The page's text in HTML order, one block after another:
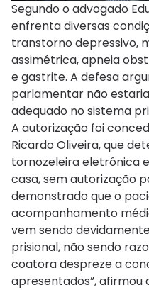
Segundo o advogado
enfrenta diversas
transtorno depressivo,
assimétrica, apneia
e gastrite. A defesa
parlamentar não
adequado no sistema
A autorização foi
Ricardo Oliveira, que
tornozeleira eletrônica
casa, sem autorização
demonstrado que o
acompanhamento
vem sendo
prisional, não sendo
coatora despreze a
apresentados”, afirmou